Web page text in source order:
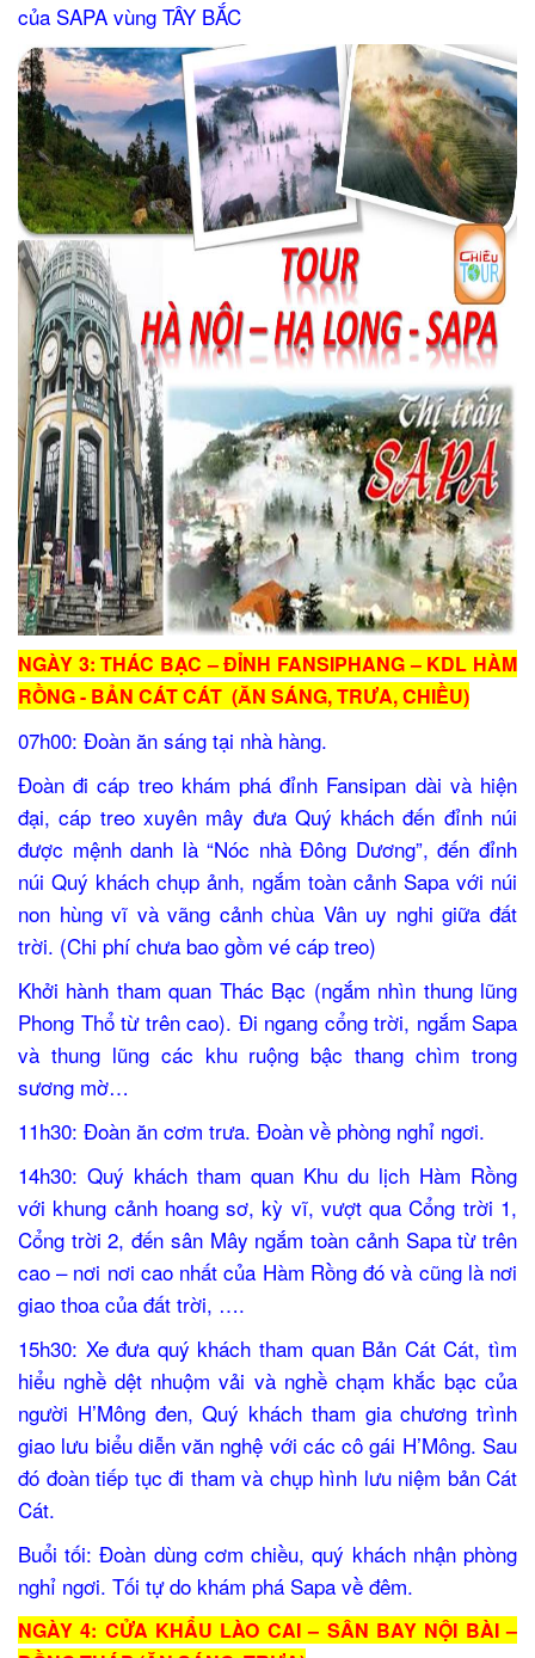
của SAPA vùng TÂY BẮC
NGÀY 3: THÁC BẠC – ĐỈNH FANSIPHANG – KDL HÀM
RỒNG - BẢN CÁT CÁT (ĂN SÁNG, TRƯA, CHIỀU)
07h00: Đoàn ăn sáng tại nhà hàng.
Đoàn đi cáp treo khám phá đỉnh Fansipan dài và hiện
đại, cáp treo xuyên mây đưa Quý khách đến đỉnh núi
được mệnh danh là “Nóc nhà Đông Dương”, đến đỉnh
núi Quý khách chụp ảnh, ngắm toàn cảnh Sapa với núi
non hùng vĩ và vãng cảnh chùa Vân uy nghi giữa đất
trời. (Chi phí chưa bao gồm vé cáp treo)
Khởi hành tham quan Thác Bạc (ngắm nhìn thung lũng
Phong Thổ từ trên cao). Đi ngang cổng trời, ngắm Sapa
và thung lũng các khu ruộng bậc thang chìm trong
sương mờ…
11h30: Đoàn ăn cơm trưa. Đoàn về phòng nghỉ ngơi.
14h30: Quý khách tham quan Khu du lịch Hàm Rồng
với khung cảnh hoang sơ, kỳ vĩ, vượt qua Cổng trời 1,
Cổng trời 2, đến sân Mây ngắm toàn cảnh Sapa từ trên
cao – nơi nơi cao nhất của Hàm Rồng đó và cũng là nơi
giao thoa của đất trời, ….
15h30: Xe đưa quý khách tham quan Bản Cát Cát, tìm
hiểu nghề dệt nhuộm vải và nghề chạm khắc bạc của
người H’Mông đen, Quý khách tham gia chương trình
giao lưu biểu diễn văn nghệ với các cô gái H’Mông. Sau
đó đoàn tiếp tục đi tham và chụp hình lưu niệm bản Cát
Cát.
Buổi tối: Đoàn dùng cơm chiều, quý khách nhận phòng
nghỉ ngơi. Tối tự do khám phá Sapa về đêm.
NGÀY 4: CỬA KHẨU LÀO CAI – SÂN BAY NỘI BÀI –